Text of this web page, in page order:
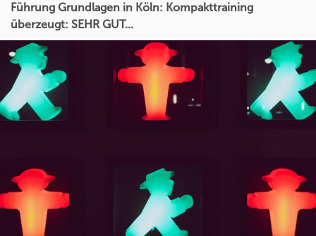
Führung Grundlagen in Köln: Kompakttraining
überzeugt: SEHR GUT...